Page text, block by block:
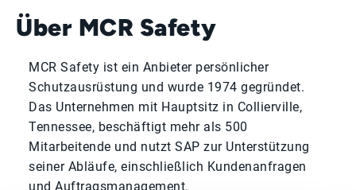
Über MCR Safety
MCR Safety ist ein Anbieter persönlicher
Schutzausrüstung und wurde 1974 gegründet.
Das Unternehmen mit Hauptsitz in Collierville,
Tennessee, beschäftigt mehr als 500
Mitarbeitende und nutzt SAP zur Unterstützung
seiner Abläufe, einschließlich Kundenanfragen
und Auftragsmanagement.